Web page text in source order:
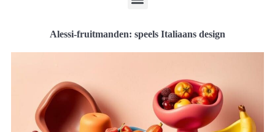
Alessi-fruitmanden: speels Italiaans design